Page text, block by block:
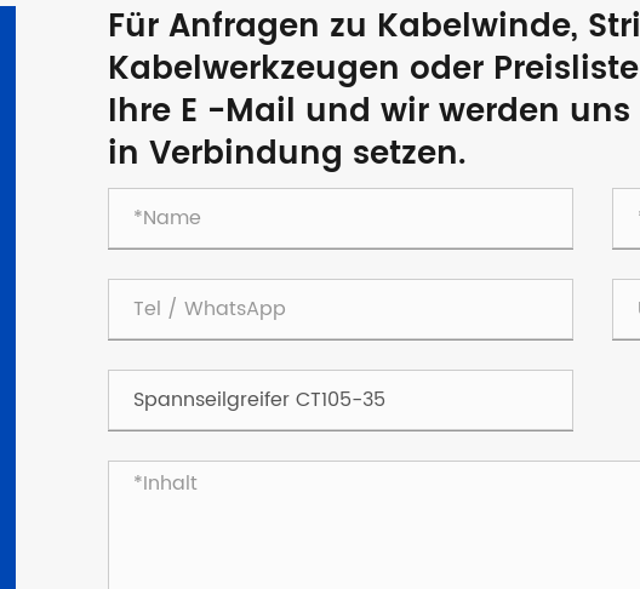
Für Anfragen zu Kabelwinde,
Kabelwerkzeugen oder
Ihre E -Mail und wir werden
in Verbindung setzen.